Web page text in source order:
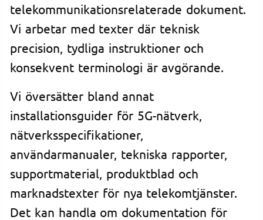
telekommunikationsrelaterade dokument.
Vi arbetar med texter där teknisk
precision, tydliga instruktioner och
konsekvent terminologi är avgörande.
Vi översätter bland annat
installationsguider för 5G-nätverk,
nätverksspecifikationer,
användarmanualer, tekniska rapporter,
supportmaterial, produktblad och
marknadstexter för nya telekomtjänster.
Det kan handla om dokumentation för